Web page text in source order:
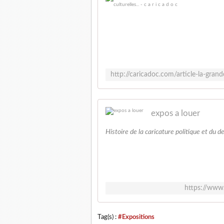
expos a louer
Histoire de la caricature politique et du
https://
Tag(s) : #Expositions